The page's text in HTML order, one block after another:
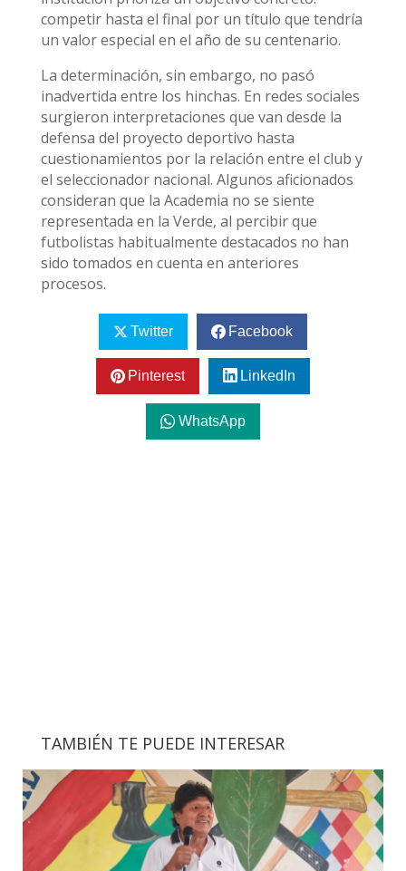
competir hasta el final por un título que tendría
un valor especial en el año de su centenario.
La determinación, sin embargo, no pasó
inadvertida entre los hinchas. En redes sociales
surgieron interpretaciones que van desde la
defensa del proyecto deportivo hasta
cuestionamientos por la relación entre el club y
el seleccionador nacional. Algunos aficionados
consideran que la Academia no se siente
representada en la Verde, al percibir que
futbolistas habitualmente destacados no han
sido tomados en cuenta en anteriores
procesos.
Twitter Facebook
Pinterest LinkedIn
WhatsApp
TAMBIÉN TE PUEDE INTERESAR